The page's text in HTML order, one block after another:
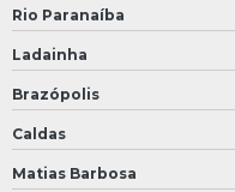
Rio Paranaíba
Ladainha
Brazópolis
Caldas
Matias Barbosa